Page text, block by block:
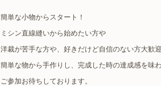
簡単な小物からスタート！
ミシン直線縫いから始めたい方や
洋裁が苦手な方や、好きだけど自信のない方大歓迎
簡単な物から手作りし、完成した時の達成感を味
ご参加お待ちしております。